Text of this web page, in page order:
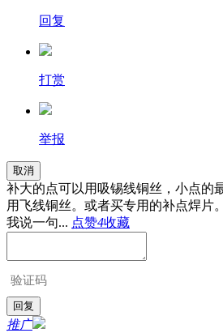
回复
打赏
举报
取消
补大的点可以用吸锡线铜丝，小点的
用飞线铜丝。或者买专用的补点焊片。
我说一句... 点赞4收藏
推广